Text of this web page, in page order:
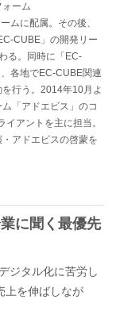
ーム
ムに配属。その後、
CUBE」の開発リー
る。同時に「EC-
各地でEC-CUBE関連
行う。2014年10月よ
「アドエビス」のコ
アントを主に担当。
アドエビスの啓蒙を
に聞く最優先
ジタル化に苦労し
上を伸ばしなが